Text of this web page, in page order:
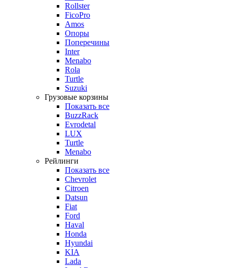
Rollster
FicoPro
Amos
Опоры
Поперечины
Inter
Menabo
Rola
Turtle
Suzuki
Грузовые корзины
Показать все
BuzzRack
Evrodetal
LUX
Turtle
Menabo
Рейлинги
Показать все
Chevrolet
Citroen
Datsun
Fiat
Ford
Haval
Honda
Hyundai
KIA
Lada